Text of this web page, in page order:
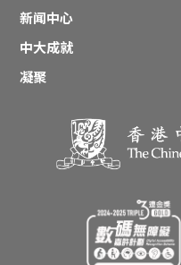
新闻中心
中大成就
凝聚